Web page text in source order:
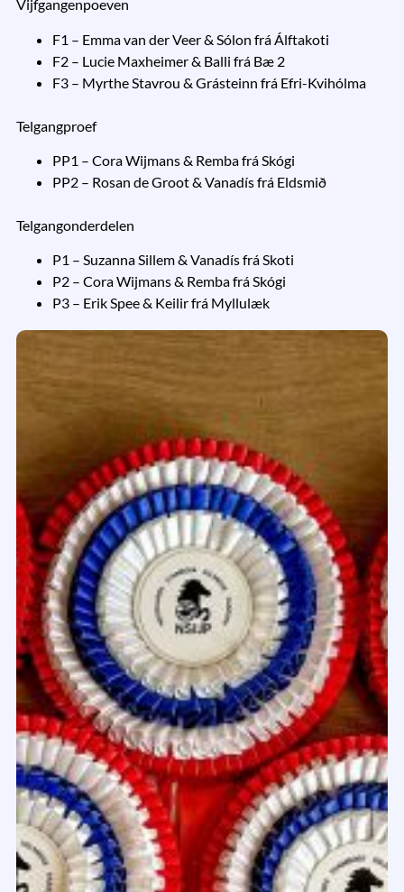
Vijfgangenpoeven
F1 – Emma van der Veer & Sólon frá Álftakoti
F2 – Lucie Maxheimer & Balli frá Bæ 2
F3 – Myrthe Stavrou & Grásteinn frá Efri-Kvihólma
Telgangproef
PP1 – Cora Wijmans & Remba frá Skógi
PP2 – Rosan de Groot & Vanadís frá Eldsmið
Telgangonderdelen
P1 – Suzanna Sillem & Vanadís frá Skoti
P2 – Cora Wijmans & Remba frá Skógi
P3 – Erik Spee & Keilir frá Myllulæk